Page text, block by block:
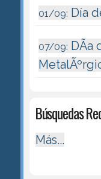
01/09: Día
07/09: DÃ­a
Búsquedas
Más...